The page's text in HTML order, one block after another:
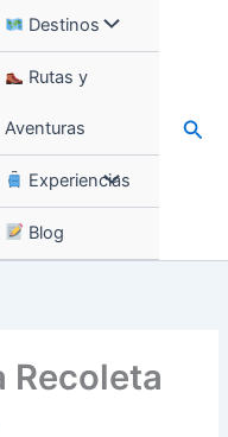
Destinos
Rutas y
Aventuras
Experiencias
Blog
Recoleta